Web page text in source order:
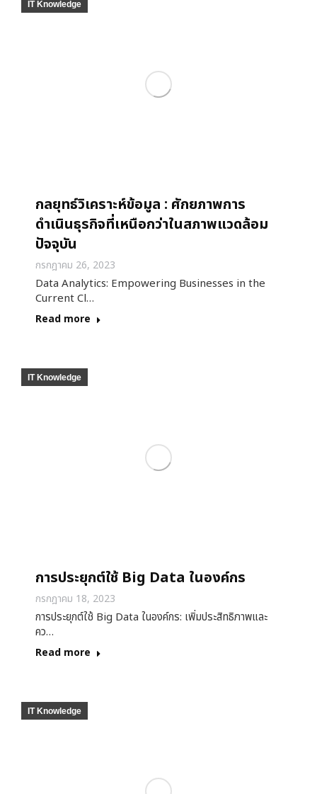
IT Knowledge
กลยุทธ์วิเคราะห์ข้อมูล : ศักยภาพการ
ดำเนินธุรกิจที่เหนือกว่าในสภาพแวดล้อม
ปัจจุบัน
กรกฎาคม 26, 2023
Data Analytics: Empowering Businesses in the
Current Cl…
Read more
IT Knowledge
การประยุกต์ใช้ Big Data ในองค์กร
กรกฎาคม 18, 2023
การประยุกต์ใช้ Big Data ในองค์กร: เพิ่มประสิทธิภาพและ
คว…
Read more
IT Knowledge